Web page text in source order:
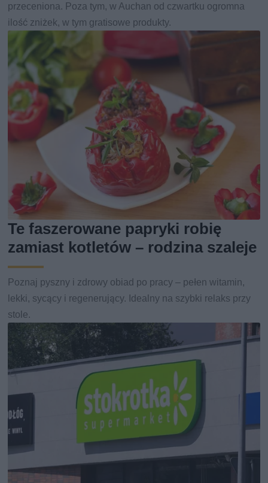
przeceniona. Poza tym, w Auchan od czwartku ogromna
ilość zniżek, w tym gratisowe produkty.
Te faszerowane papryki robię
zamiast kotletów – rodzina szaleje
Poznaj pyszny i zdrowy obiad po pracy – pełen witamin,
lekki, sycący i regenerujący. Idealny na szybki relaks przy
stole.